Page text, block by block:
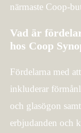
närmaste Coop-
Vad är
hos Coop
Fördelarna med
inkluderar
och glasögon
erbjudanden och